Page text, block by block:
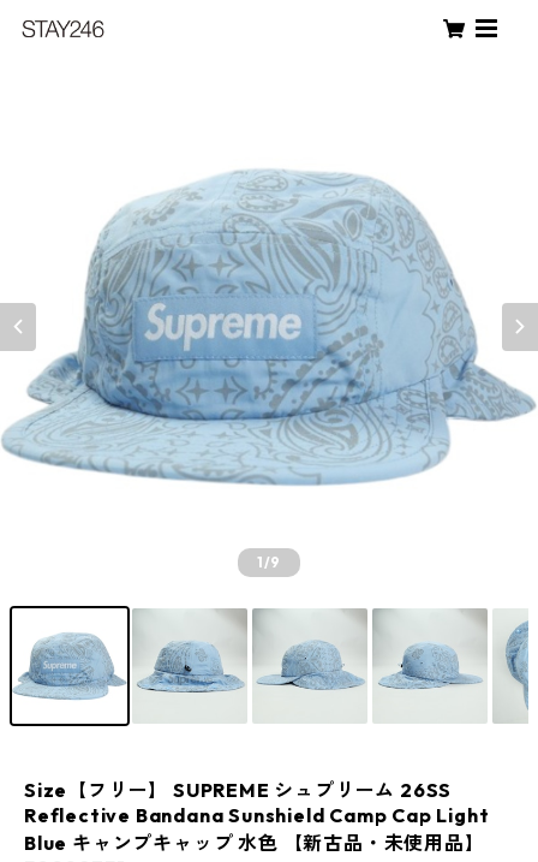
1/9
Size【フリー】 SUPREME シュプリーム 26SS
Reflective Bandana Sunshield Camp Cap Light
Blue キャンプキャップ 水色 【新古品・未使用品】